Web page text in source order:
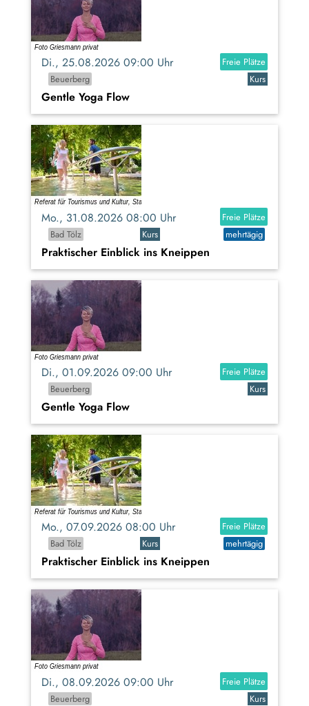
Di., 25.08.2026 09:00 Uhr
Freie Plätze
Beuerberg
Kurs
Gentle Yoga Flow
Mo., 31.08.2026 08:00 Uhr
Freie Plätze
Bad Tölz
Kurs mehrtägig
Praktischer Einblick ins Kneippen
Di., 01.09.2026 09:00 Uhr
Freie Plätze
Beuerberg
Kurs
Gentle Yoga Flow
Mo., 07.09.2026 08:00 Uhr
Freie Plätze
Bad Tölz
Kurs mehrtägig
Praktischer Einblick ins Kneippen
Di., 08.09.2026 09:00 Uhr
Freie Plätze
Beuerberg
Kurs